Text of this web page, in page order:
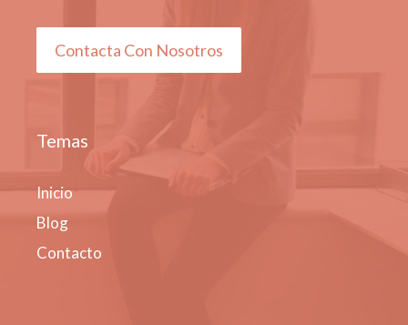
Contacta Con Nosotros
Temas
Inicio
Blog
Contacto